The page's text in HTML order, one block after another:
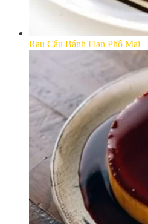
Rau Câu Bánh Flan Phô Mai